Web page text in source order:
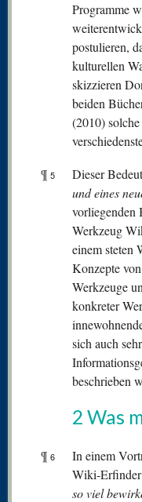
Programme
postulieren,
kulturellen
skizzieren
beiden
(2010)
¶ 5 Dieser
und eines
vorliegenden
Werkzeug
einem steten
Konzepte
Werkzeuge
konkreter
sich auch
beschrieben
2 Was
¶ 6
In einem
Wiki-Erfinder
so viel